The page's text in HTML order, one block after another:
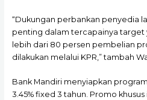
“Dukungan perbankan penyedia
penting dalam tercapainya target
lebih dari 80 persen pembelian
dilakukan melalui KPR,” tambah
Bank Mandiri menyiapkan
3.45% fixed 3 tahun. Promo